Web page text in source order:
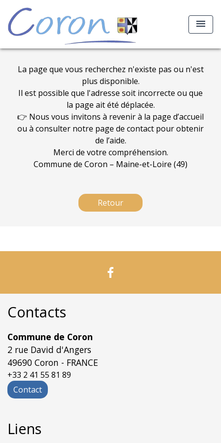
menu
La page que vous recherchez n'existe pas ou n'est
plus disponible.
Il est possible que l'adresse soit incorrecte ou que
la page ait été déplacée.
👉 Nous vous invitons à revenir à la page d’accueil
ou à consulter notre page de contact pour obtenir
de l’aide.
Merci de votre compréhension.
Commune de Coron – Maine-et-Loire (49)
Retour
Contacts
Commune de Coron
2 rue David d'Angers
49690 Coron - FRANCE
+33 2 41 55 81 89
Contact
Liens